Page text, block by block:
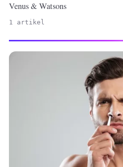
Venus & Watsons
1 artikel